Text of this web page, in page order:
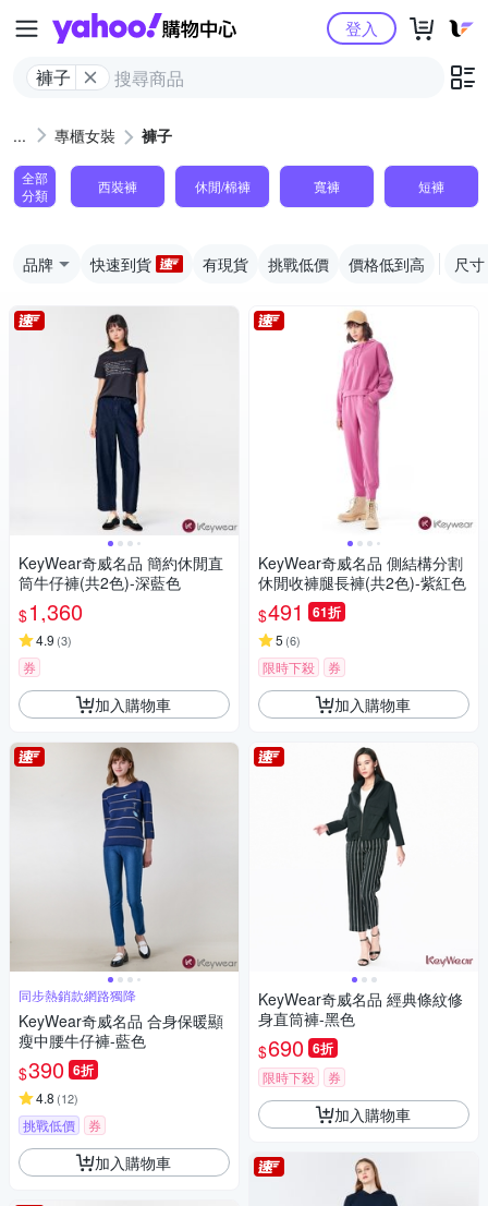
Yahoo購物中心
褲子
登入
專櫃女裝 褲子
全部
分類
西裝褲 休閒/棉褲 寬褲 短褲
品牌 快速到貨 有現貨 挑戰低價 價格低到高 尺寸
KeyWear奇威名品 簡約休閒直
筒牛仔褲(共2色)-深藍色
$1,360
4.9 (3)
券
加入購物車
同步熱銷款網路獨降
KeyWear奇威名品 合身保暖顯
瘦中腰牛仔褲-藍色
$390 6折
4.8 (12)
挑戰低價 券
加入購物車
KeyWear奇威名品 側結構分割
休閒收褲腿長褲(共2色)-紫紅色
$491 61折
5 (6)
限時下殺 券
加入購物車
KeyWear奇威名品 經典條紋修
身直筒褲-黑色
$690 6折
限時下殺 券
加入購物車